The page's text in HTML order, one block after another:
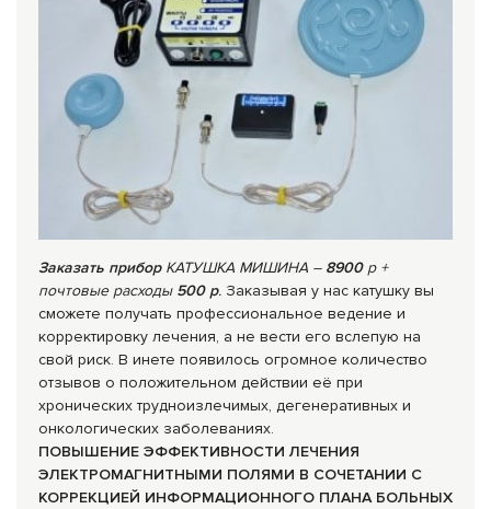
Заказать приборКАТУШКА МИШИНА – 8900р +
почтовые расходы 500 р. Заказывая у нас катушку вы
сможете получать профессиональное ведение и
корректировку лечения, а не вести его вслепую на
свой риск. В инете появилось огромное количество
отзывов о положительном действии её при
хронических трудноизлечимых, дегенеративных и
онкологических заболеваниях.
ПОВЫШЕНИЕ ЭФФЕКТИВНОСТИ ЛЕЧЕНИЯ
ЭЛЕКТРОМАГНИТНЫМИ ПОЛЯМИ В СОЧЕТАНИИ С
КОРРЕКЦИЕЙ ИНФОРМАЦИОННОГО ПЛАНА БОЛЬНЫХ